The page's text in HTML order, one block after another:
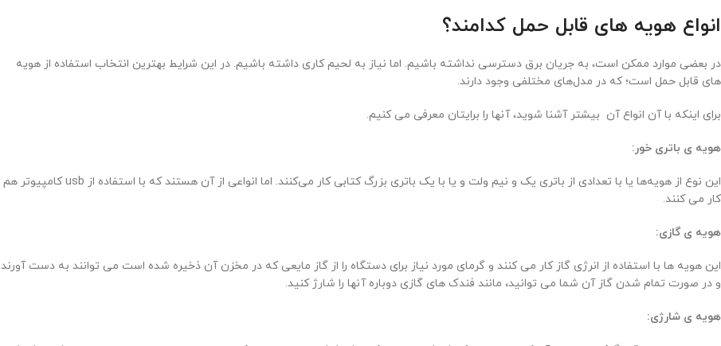
انواع هویه های قابل حمل کدامند؟
در بعضی موارد ممکن است، به جریان برق دسترسی نداشته باشیم. اما نیاز به لحیم کاری داشته باشیم. در این شرایط بهترین انتخاب استفاده از هویه
های قابل حمل است؛ که در مدل‌های مختلفی وجود دارند.
برای اینکه با آن انواع آن بیشتر آشنا شوید، آنها را برایتان معرفی می کنیم.
هویه ی باتری خور:
این نوع از هویه‌ها یا با تعدادی از باتری یک و نیم ولت و یا با یک باتری بزرگ کتابی کار می‌کنند. اما انواعی از آن هستند که با استفاده از usb کامپیوتر هم
کار می کنند.
هویه ی گازی:
این هویه ها با استفاده از انرژی گاز کار می کنند و گرمای مورد نیاز برای دستگاه را از گاز مایعی که در مخزن آن ذخیره شده است می توانند به دست آورند
و در صورت تمام شدن گاز آن شما می توانید، مانند فندک های گازی دوباره آنها را شارژ کنید.
هویه ی شارژی: